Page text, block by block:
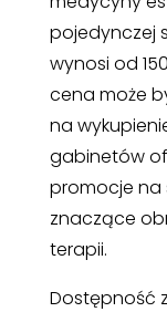
pojedynczej
wynosi od
cena może
na
gabinetów
promocje na
znaczące
terapii.
Dostępność